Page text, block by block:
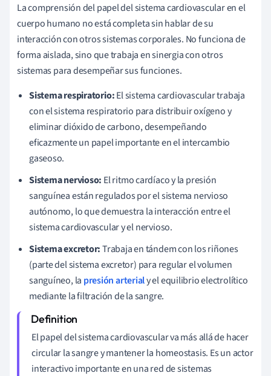
La comprensión del papel del sistema cardiovascular en el
cuerpo humano no está completa sin hablar de su
interacción con otros sistemas corporales. No funciona de
forma aislada, sino que trabaja en sinergia con otros
sistemas para desempeñar sus funciones.
Sistema respiratorio:El sistema cardiovascular trabaja
con el sistema respiratorio para distribuir oxígeno y
eliminar dióxido de carbono, desempeñando
eficazmente un papel importante en el intercambio
gaseoso.
Sistema nervioso: El ritmo cardíaco y la presión
sanguínea están regulados por el sistema nervioso
autónomo, lo que demuestra la interacción entre el
sistema cardiovascular y el nervioso.
Sistema excretor:Trabaja en tándem con los riñones
(parte del sistema excretor) para regular el volumen
sanguíneo, la presión arterialy el equilibrio electrolítico
mediante la filtración de la sangre.
El papel del sistema cardiovascular va más allá de hacer
circular la sangre y mantener la homeostasis. Es un actor
interactivo importante en una red de sistemas